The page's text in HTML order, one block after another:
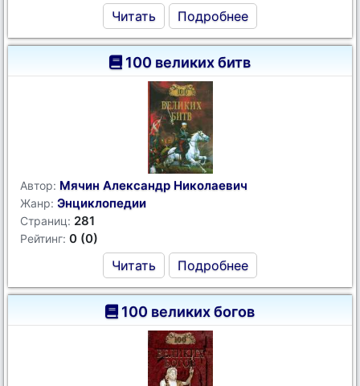
Читать Подробнее
100 великих битв
Автор: Мячин Александр Николаевич
Жанр: Энциклопедии
Страниц: 281
Рейтинг: 0 (0)
Читать Подробнее
100 великих богов